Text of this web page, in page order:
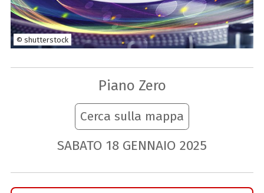
© shutterstock
Piano Zero
Cerca sulla mappa
SABATO 18 GENNAIO 2025